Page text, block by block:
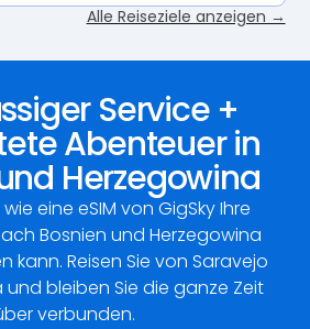
Alle Reiseziele anzeigen →
Service +
Abenteuer in
Herzegowina
eine eSIM von GigSky Ihre
Bosnien und Herzegowina
kann. Reisen Sie von Saravejo
und bleiben Sie die ganze Zeit
verbunden.